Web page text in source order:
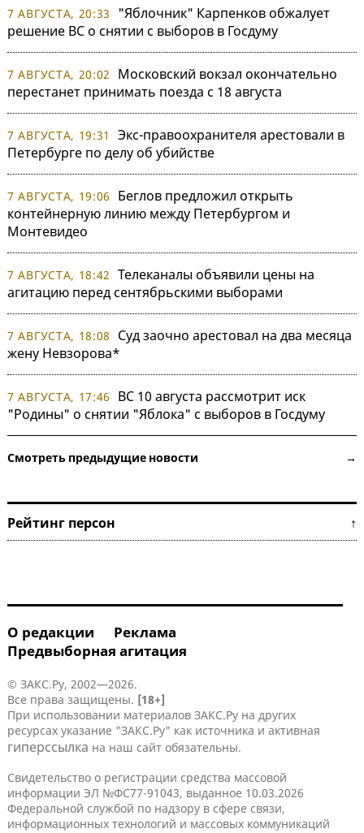
7 АВГУСТА, 20:33
"Яблочник" Карпенков обжалует
решение ВС о снятии с выборов в Госдуму
7 АВГУСТА, 20:02
Московский вокзал окончательно
перестанет принимать поезда с 18 августа
7 АВГУСТА, 19:31
Экс-правоохранителя арестовали в
Петербурге по делу об убийстве
7 АВГУСТА, 19:06
Беглов предложил открыть
контейнерную линию между Петербургом и
Монтевидео
7 АВГУСТА, 18:42 Телеканалы объявили цены на
агитацию перед сентябрьскими выборами
7 АВГУСТА, 18:08
Суд заочно арестовал на два месяца
жену Невзорова*
7 АВГУСТА, 17:46
ВС 10 августа рассмотрит иск
"Родины" о снятии "Яблока" с выборов в Госдуму
Смотреть предыдущие новости →
Рейтинг персон ↑
О редакции
Реклама
Предвыборная агитация
© ЗАКС.Ру, 2002—2026.
Все права защищены. [18+]
При использовании материалов ЗАКС.Ру на других
ресурсах указание "ЗАКС.Ру" как источника и активная
гиперссылка на наш сайт обязательны.
Свидетельство о регистрации средства массовой
информации ЭЛ №ФС77-91043, выданное 10.03.2026
Федеральной службой по надзору в сфере связи,
информационных технологий и массовых коммуникаций